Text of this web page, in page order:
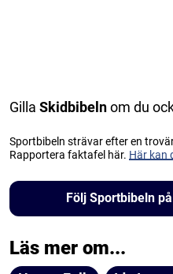
Gilla Skidbibelnom du
Sportbibeln strävar efter en
Rapportera faktafel här. Här kan
Följ Sportbibeln
Läs mer om...